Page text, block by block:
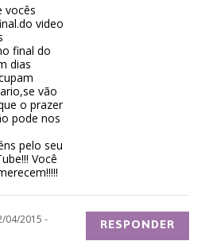
vocês
video
final do
dias
vão
o prazer
pode nos
pelo seu
Você
04/2015 -
RESPONDER